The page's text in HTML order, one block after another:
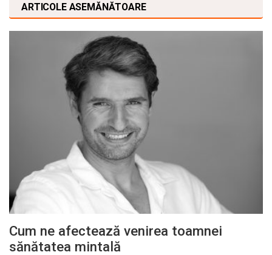
ARTICOLE ASEMĂNĂTOARE
Cum ne afectează venirea toamnei
sănătatea mintală